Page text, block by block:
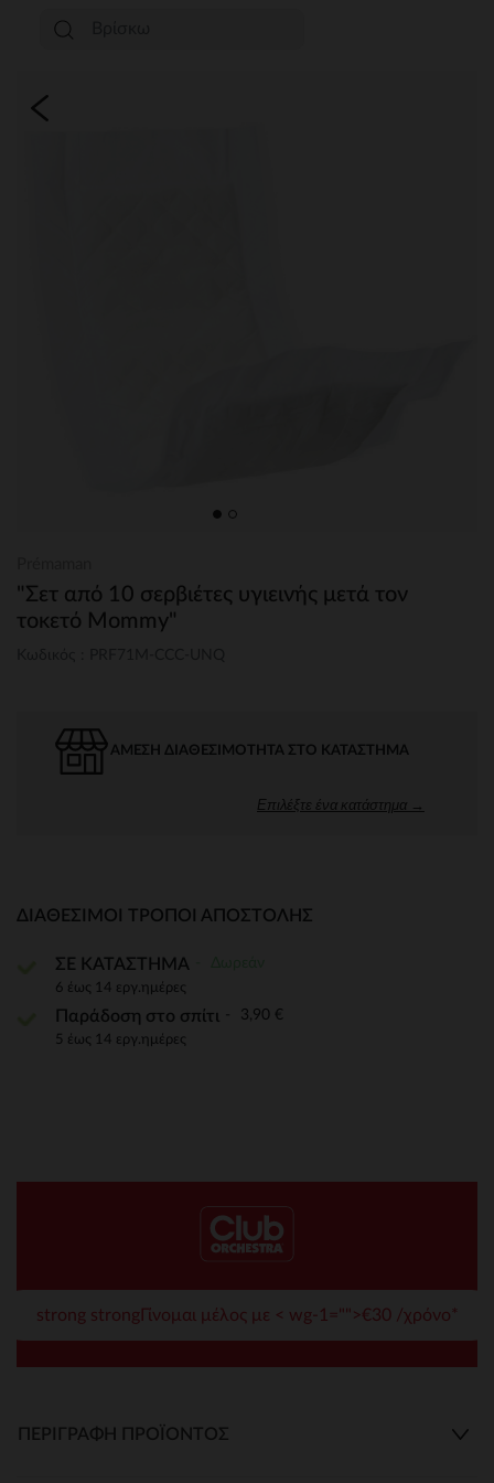
"Σετ από 10 σερβιέτες υγιεινής μετά τον
τοκετό Mommy"
ΆΜΕΣΗ ΔΙΑΘΕΣΙΜΌΤΗΤΑ ΣΤΟ ΚΑΤΆΣΤΗΜΑ
Επιλέξτε ένα κατάστημα →
ΔΙΑΘΈΣΙΜΟΙ ΤΡΌΠΟΙ ΑΠΟΣΤΟΛΉΣ
ΣΕ ΚΑΤΑΣΤΗΜΑ
6 έως 14 εργ.ημέρες
Παράδοση στο σπίτι 3,90 €
5 έως 14 εργ.ημέρες
strong strongΓίνομαι μέλος με < wg-1="">€30 /χρόνο*
ΠΕΡΙΓΡΑΦΉ ΠΡΟΪΌΝΤΟΣ